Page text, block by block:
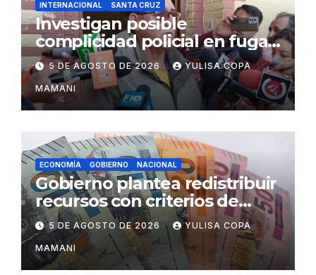
INTERNACIONAL SANTA CRUZ
Investigan posible
complicidad policial en fuga
de dos reos brasileños de
Palmasola
5 DE AGOSTO DE 2026 YULISA COPA
MAMANI
ECONOMÍA GOBIERNO NACIONAL
Gobierno plantea redistribuir
recursos con criterios de
eficiencia y esfuerzo fiscal
5 DE AGOSTO DE 2026 YULISA COPA
MAMANI